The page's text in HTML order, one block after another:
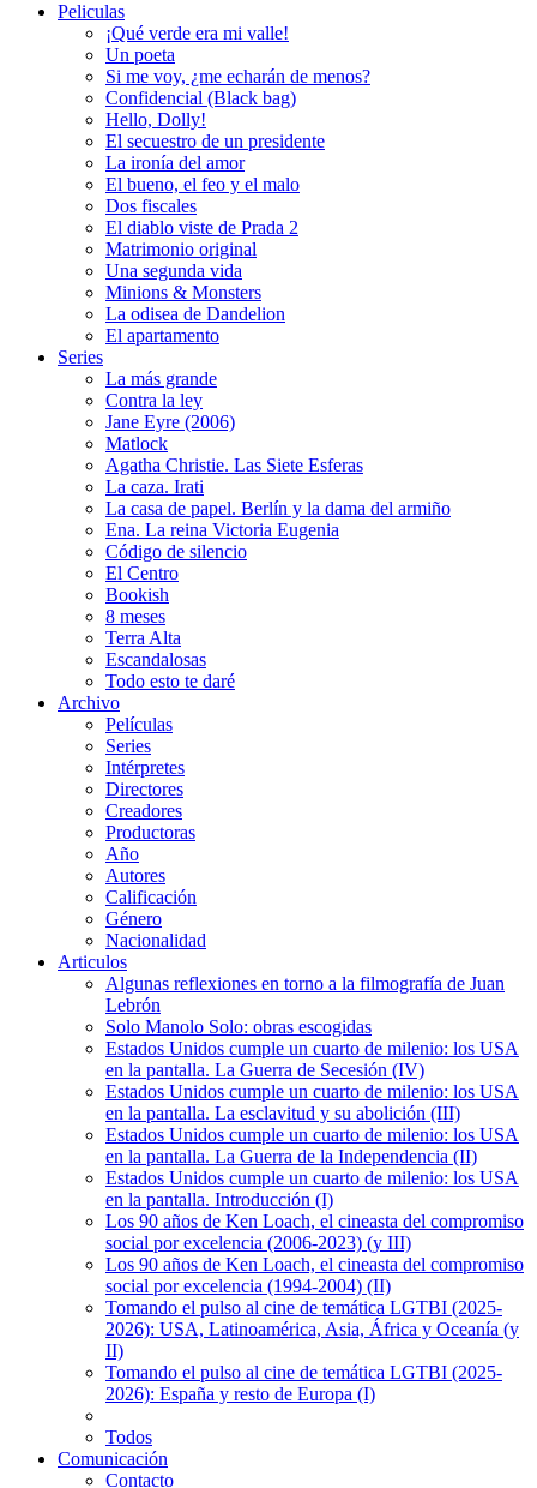
Peliculas
¡Qué verde era mi valle!
Un poeta
Si me voy, ¿me echarán de menos?
Confidencial (Black bag)
Hello, Dolly!
El secuestro de un presidente
La ironía del amor
El bueno, el feo y el malo
Dos fiscales
El diablo viste de Prada 2
Matrimonio original
Una segunda vida
Minions & Monsters
La odisea de Dandelion
El apartamento
Series
La más grande
Contra la ley
Jane Eyre (2006)
Matlock
Agatha Christie. Las Siete Esferas
La caza. Irati
La casa de papel. Berlín y la dama del armiño
Ena. La reina Victoria Eugenia
Código de silencio
El Centro
Bookish
8 meses
Terra Alta
Escandalosas
Todo esto te daré
Archivo
Películas
Series
Intérpretes
Directores
Creadores
Productoras
Año
Autores
Calificación
Género
Nacionalidad
Articulos
Algunas reflexiones en torno a la filmografía de Juan
Lebrón
Solo Manolo Solo: obras escogidas
Estados Unidos cumple un cuarto de milenio: los USA
en la pantalla. La Guerra de Secesión (IV)
Estados Unidos cumple un cuarto de milenio: los USA
en la pantalla. La esclavitud y su abolición (III)
Estados Unidos cumple un cuarto de milenio: los USA
en la pantalla. La Guerra de la Independencia (II)
Estados Unidos cumple un cuarto de milenio: los USA
en la pantalla. Introducción (I)
Los 90 años de Ken Loach, el cineasta del compromiso
social por excelencia (2006-2023) (y III)
Los 90 años de Ken Loach, el cineasta del compromiso
social por excelencia (1994-2004) (II)
Tomando el pulso al cine de temática LGTBI (2025-
2026): USA, Latinoamérica, Asia, África y Oceanía (y
II)
Tomando el pulso al cine de temática LGTBI (2025-
2026): España y resto de Europa (I)
Todos
Comunicación
Contacto